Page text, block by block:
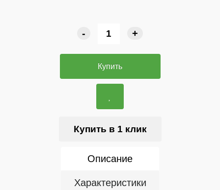
- +
Купить
Купить в 1 клик
Описание
Характеристики